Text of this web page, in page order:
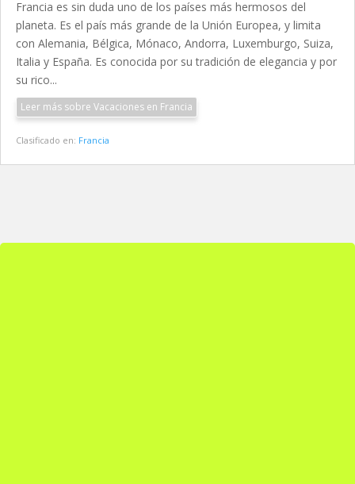
Francia es sin duda uno de los países más hermosos del
planeta. Es el país más grande de la Unión Europea, y limita
con Alemania, Bélgica, Mónaco, Andorra, Luxemburgo, Suiza,
Italia y España. Es conocida por su tradición de elegancia y por
su rico...
Leer más sobre Vacaciones en Francia
Clasificado en: Francia